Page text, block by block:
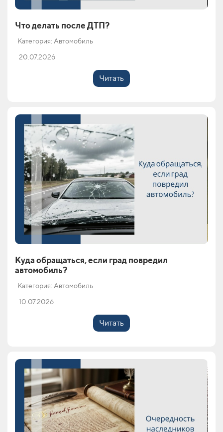
Что делать после ДТП?
Категория: Автомобиль
20.07.2026
Читать
Куда обращаться, если град повредил
автомобиль?
Категория: Автомобиль
10.07.2026
Читать